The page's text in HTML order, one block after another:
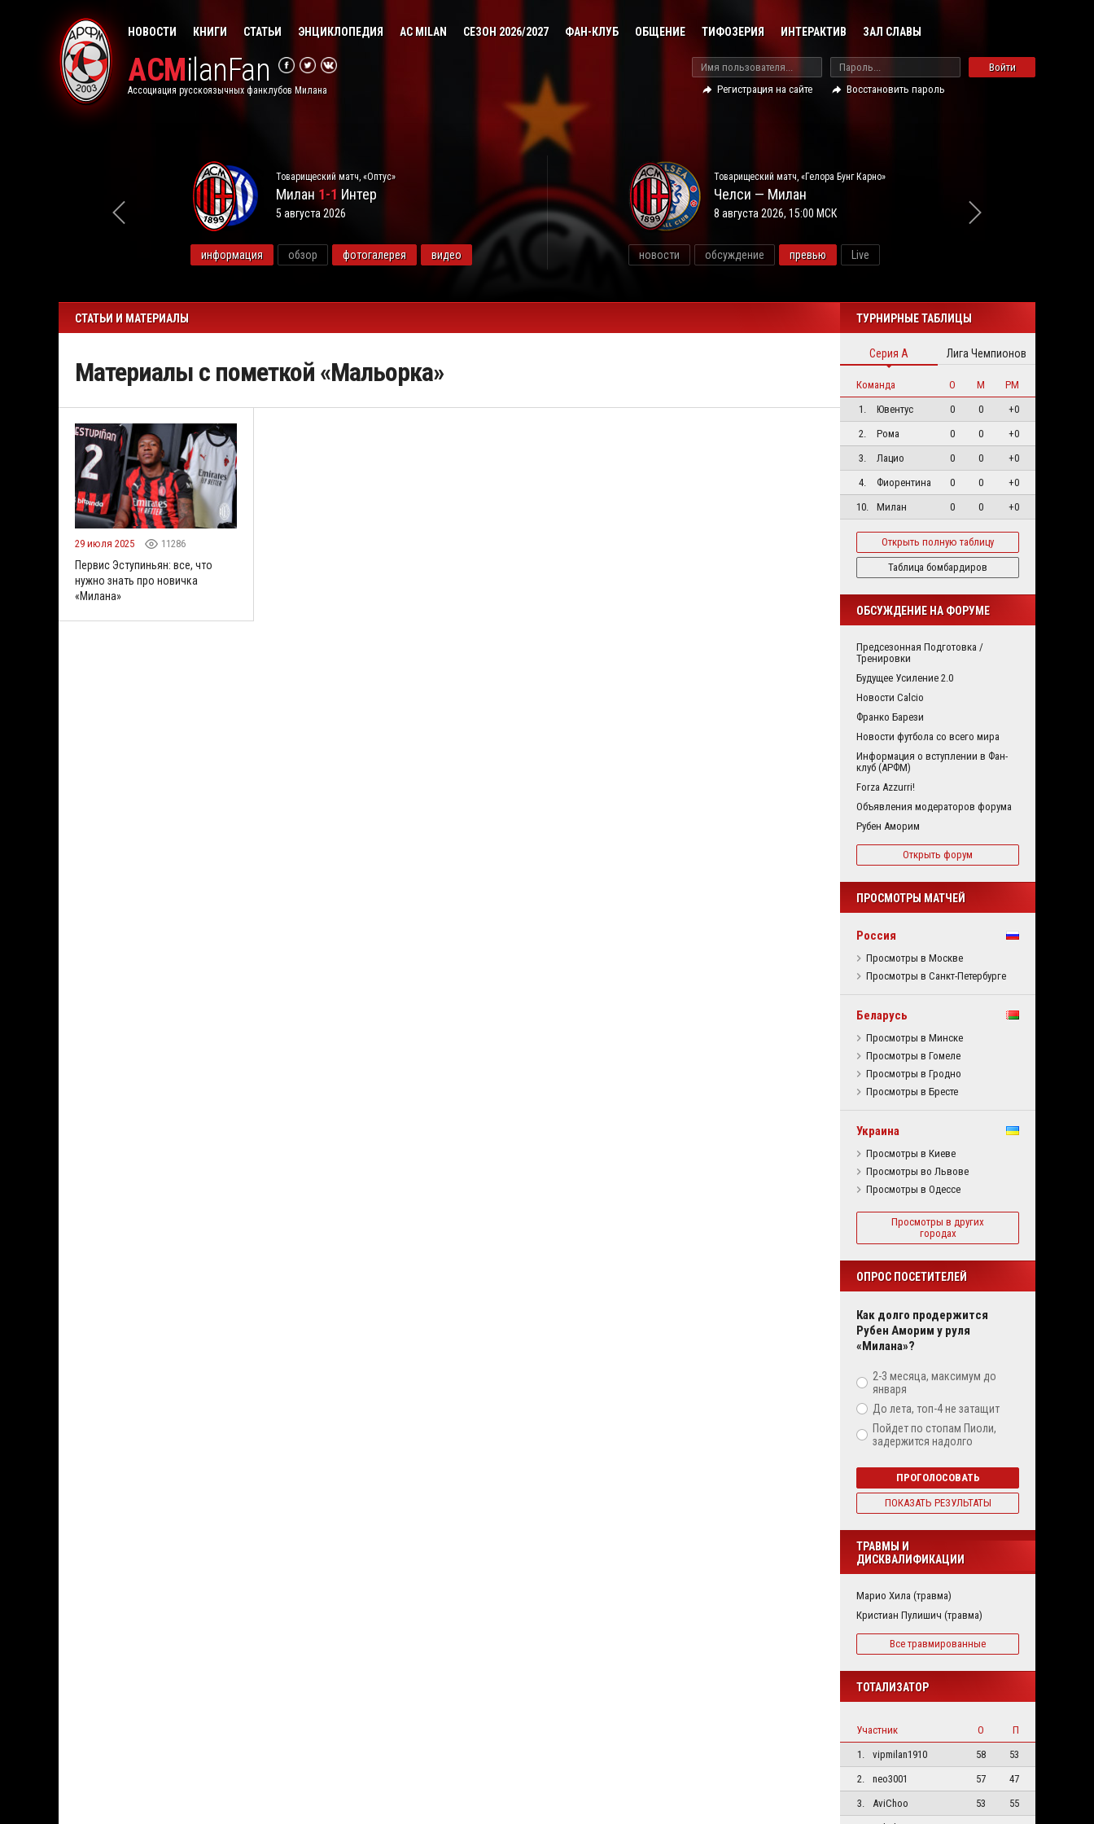
НОВОСТИ КНИГИ СТАТЬИ ЭНЦИКЛОПЕДИЯ AC MILAN СЕЗОН 2026/2027 ФАН-КЛУБ ОБЩЕНИЕ ТИФОЗЕРИЯ ИНТЕРАКТИВ ЗАЛ СЛАВЫ
ACMilanFan
Ассоциация русскоязычных фанклубов Милана
Войти
Регистрация на сайте
Восстановить пароль
Товарищеский матч, «Оптус»
Милан 1-1 Интер
5 августа 2026
информация обзор фотогалерея видео
Товарищеский матч, «Гелора Бунг Карно»
Челси — Милан
8 августа 2026, 15:00 МСК
новости обсуждение превью Live
СТАТЬИ И МАТЕРИАЛЫ
Материалы с пометкой «Мальорка»
29 июля 2025 11286
Первис Эступиньян: все, что
нужно знать про новичка
«Милана»
ТУРНИРНЫЕ ТАБЛИЦЫ
Серия А Лига Чемпионов
Команда О М
РМ
1.
Ювентус 0 0
+0
2.
Рома 0 0
+0
3.
Лацио 0 0
+0
4.
Фиорентина 0 0
+0
10.
Милан 0 0 +0
Открыть полную таблицу
Таблица бомбардиров
ОБСУЖДЕНИЕ НА ФОРУМЕ
Предсезонная Подготовка /
Тренировки
Будущее Усиление 2.0
Новости Calcio
Франко Барези
Новости футбола со всего мира
Информация о вступлении в Фан-
клуб (АРФМ)
Forza Azzurri!
Объявления модераторов форума
Рубен Аморим
Открыть форум
ПРОСМОТРЫ МАТЧЕЙ
Россия
Просмотры в Москве
Просмотры в Санкт-Петербурге
Беларусь
Просмотры в Минске
Просмотры в Гомеле
Просмотры в Гродно
Просмотры в Бресте
Украина
Просмотры в Киеве
Просмотры во Львове
Просмотры в Одессе
Просмотры в других
городах
ОПРОС ПОСЕТИТЕЛЕЙ
Как долго продержится
Рубен Аморим у руля
«Милана»?
2-3 месяца, максимум до
января
До лета, топ-4 не затащит
Пойдет по стопам Пиоли,
задержится надолго
ПРОГОЛОСОВАТЬ
ПОКАЗАТЬ РЕЗУЛЬТАТЫ
ТРАВМЫ И
ДИСКВАЛИФИКАЦИИ
Марио Хила (травма)
Кристиан Пулишич (травма)
Все травмированные
ТОТАЛИЗАТОР
Участник О
П
1.
vipmilan1910 58
53
2.
neo3001 57
47
3.
AviChoo 53
55